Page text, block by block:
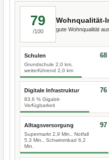
79
/100
Wohnqualität-
gute Wohnqualität
Schulen
Grundschule 2,0 km,
weiterführend 2,0 km
68
Digitale Infrastruktur
83,6 % Gigabit-
Verfügbarkeit
76
Alltagsversorgung
Supermarkt 2,9 Min., Notfall
5,3 Min., Schwimmbad 6,2
Min.
97